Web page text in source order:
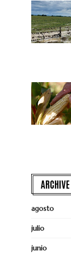
ARCHIVE
agosto
julio
junio